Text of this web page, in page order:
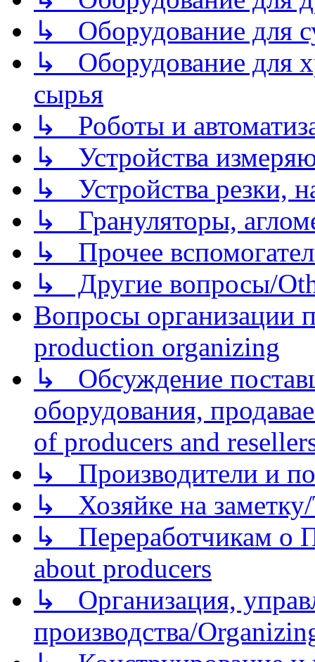
↳ Оборудование для
↳ Оборудование для
сырья
↳ Роботы и
↳ Устройства
↳ Устройства резки,
↳ Грануляторы,
↳ Прочее
↳ Другие вопросы/
Вопросы организации
production organizing
↳ Обсуждение
оборудования,
of producers and
↳ Производители и
↳ Хозяйке на
↳ Переработчикам о
about producers
↳ Организация,
производства/